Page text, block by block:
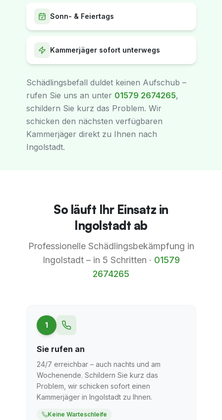
Sonn- & Feiertags
Kammerjäger sofort unterwegs
Schädlingsbefall duldet keinen Aufschub –
rufen Sie uns an unter 01579 2674265,
schildern Sie kurz das Problem. Wir
schicken den nächsten verfügbaren
Kammerjäger direkt zu Ihnen nach
Ingolstadt.
So läuft Ihr Einsatz in
Ingolstadt ab
Professionelle Schädlingsbekämpfung in
Ingolstadt– in 5 Schritten · 01579
2674265
1
Sie rufen an
24/7 erreichbar – auch nachts und am
Wochenende. Schildern Sie kurz das
Problem, wir schicken sofort einen
Kammerjäger in Ingolstadt zu Ihnen.
Keine Warteschleife